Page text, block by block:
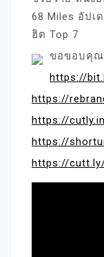
68 Miles อัป
ฮิต Top 7
ขอขอบคุณ
https://
https://
https://
https://
https://